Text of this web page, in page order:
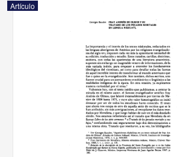
Artículo